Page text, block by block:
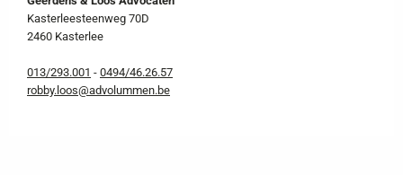
Kasterleesteenweg 70D
2460 Kasterlee
013/293.001 - 0494/46.26.57
robby.loos@advolummen.be